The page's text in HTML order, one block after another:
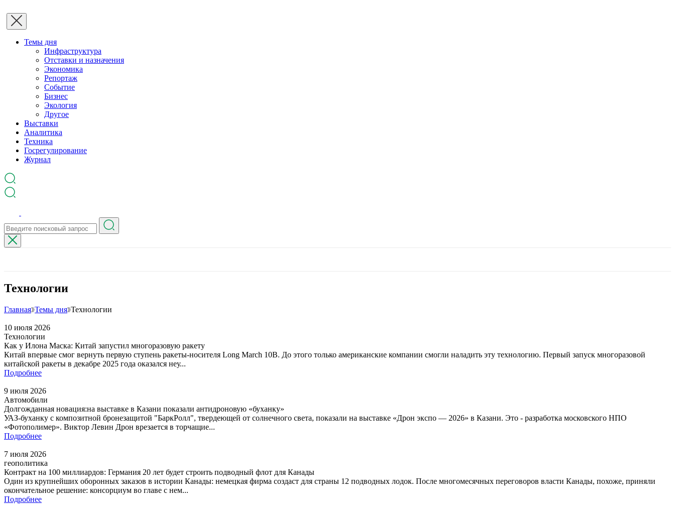
Темы дня
Инфраструктура
Отставки и назначения
Экономика
Репортаж
Событие
Бизнес
Экология
Другое
Выставки
Аналитика
Техника
Госрегулирование
Журнал
Технологии
Главная Темы дня Технологии
10 июля 2026
Технологии
Как у Илона Маска: Китай запустил многоразовую ракету
Китай впервые смог вернуть первую ступень ракеты-носителя Long March 10B. До этого только американские компании смогли наладить эту технологию. Первый запуск многоразовой
китайской ракеты в декабре 2025 года оказался неу...
Подробнее
9 июля 2026
Автомобили
Долгожданная новация:на выставке в Казани показали антидроновую «буханку»
УАЗ-буханку с композитной бронезащитой "БаркРолл", твердеющей от солнечного света, показали на выставке «Дрон экспо — 2026» в Казани. Это - разработка московского НПО
«Фотополимер». Виктор Левин Дрон врезается в торчащие...
Подробнее
7 июля 2026
геополитика
Контракт на 100 миллиардов: Германия 20 лет будет строить подводный флот для Канады
Один из крупнейших оборонных заказов в истории Канады: немецкая фирма создаст для страны 12 подводных лодок. После многомесячных переговоров власти Канады, похоже, приняли
окончательное решение: консорциум во главе с нем...
Подробнее